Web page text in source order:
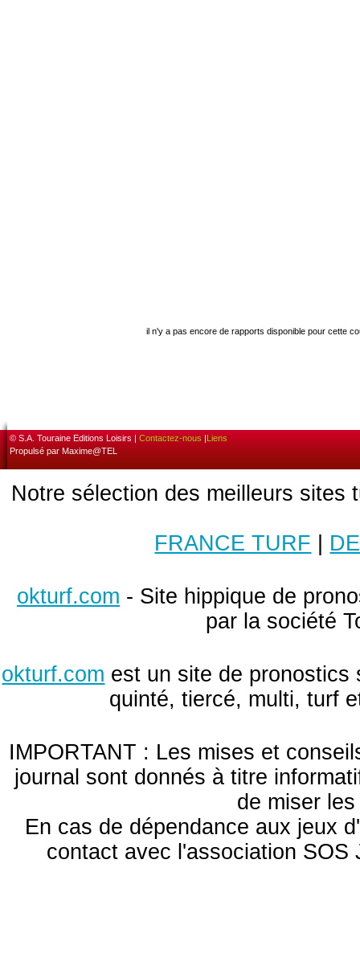
il n'y a pas encore de rapports disponible pour cette
© S.A. Touraine Editions Loisirs | Contactez-nous |Liens
Propulsé par Maxime@TEL
Notre sélection des meilleurs sites
FRANCE TURF
okturf.com - Site hippique de
par la société
okturf.com est un site de pronostics
quinté, tiercé, multi, turf
IMPORTANT : Les mises et
journal sont donnés à titre
de miser
En cas de dépendance aux jeux
contact avec l'association